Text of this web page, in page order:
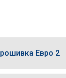
Евро 2